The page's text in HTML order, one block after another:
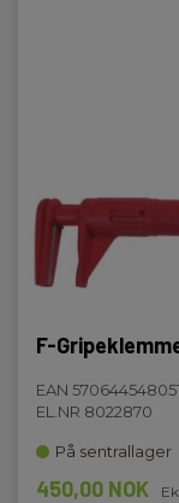
F-
EAN
EL.NR 8022870
På sentrallager
450,00 NOK